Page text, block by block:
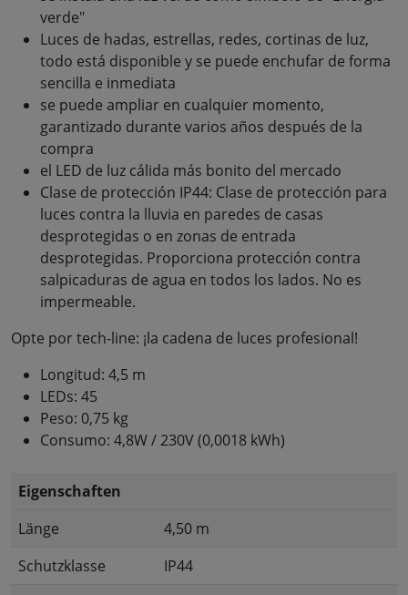
verde"
Luces de hadas, estrellas, redes, cortinas de luz,
todo está disponible y se puede enchufar de forma
sencilla e inmediata
se puede ampliar en cualquier momento,
garantizado durante varios años después de la
compra
el LED de luz cálida más bonito del mercado
Clase de protección IP44: Clase de protección para
luces contra la lluvia en paredes de casas
desprotegidas o en zonas de entrada
desprotegidas. Proporciona protección contra
salpicaduras de agua en todos los lados. No es
impermeable.
Opte por tech-line: ¡la cadena de luces profesional!
Longitud: 4,5 m
LEDs: 45
Peso: 0,75 kg
Consumo: 4,8W / 230V (0,0018 kWh)
Eigenschaften
Länge
4,50 m
Schutzklasse
IP44